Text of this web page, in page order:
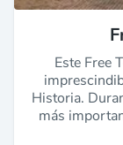
Este Free
Historia.
más